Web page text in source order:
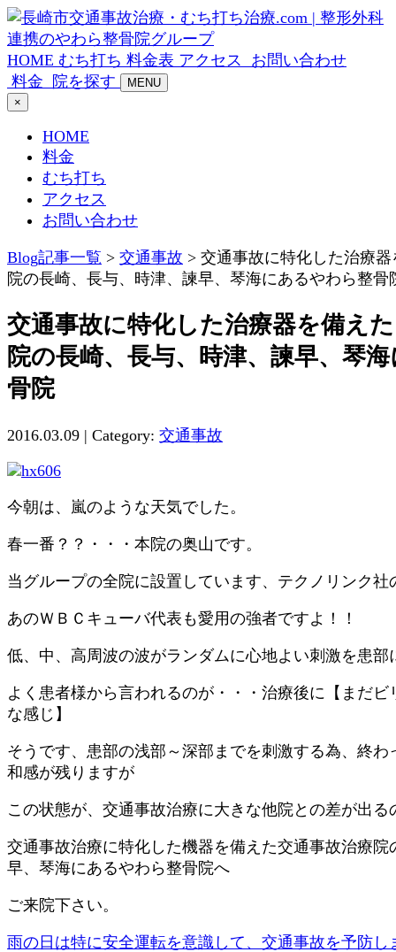
HOME むち打ち 料金表 アクセス
お問い合わせ
料金
院を探す
MENU
×
HOME
料金
むち打ち
アクセス
お問い合わせ
Blog記事一覧 > 交通事故 > 交通事故に特化した治療
院の長崎、長与、時津、諫早、琴海にあるやわら整骨
交通事故に特化した治療器を備え
院の長崎、長与、時津、諫早、琴
骨院
2016.03.09 | Category: 交通事故
今朝は、嵐のような天気でした。
春一番？？・・・本院の奥山です。
当グループの全院に設置しています、テクノリンク社
あのＷＢＣキューバ代表も愛用の強者ですよ！！
低、中、高周波の波がランダムに心地よい刺激を患部
よく患者様から言われるのが・・・治療後に【まだ
な感じ】
そうです、患部の浅部～深部までを刺激する為、終
和感が残りますが
この状態が、交通事故治療に大きな他院との差が出る
交通事故治療に特化した機器を備えた交通事故治療院
早、琴海にあるやわら整骨院へ
ご来院下さい。
雨の日は特に安全運転を意識して、交通事故を予防し